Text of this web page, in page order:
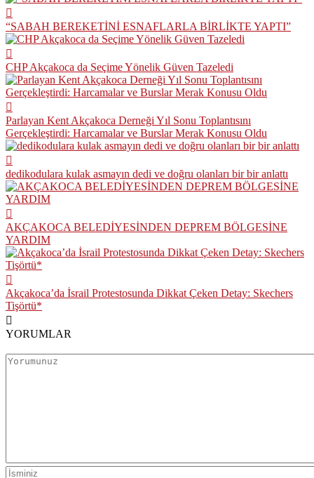
“SABAH BEREKETİNİ ESNAFLARLA BİRLİKTE YAPTI”
CHP Akçakoca da Seçime Yönelik Güven Tazeledi
Parlayan Kent Akçakoca Derneği Yıl Sonu Toplantısını
Gerçekleştirdi: Harcamalar ve Burslar Merak Konusu Oldu
dedikodulara kulak asmayın dedi ve doğru olanları bir bir anlattı
AKÇAKOCA BELEDİYESİNDEN DEPREM BÖLGESİNE
YARDIM
Akçakoca’da İsrail Protestosunda Dikkat Çeken Detay: Skechers
Tişörtü*
YORUMLAR